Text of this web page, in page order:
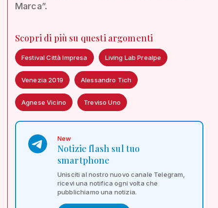
Marca”.
Scopri di più su questi argomenti
Festival Città Impresa Living Lab Prealpe
Venezia 2019 Alessandro Tich
Agnese Vicino Treviso Uno
New
Notizie flash sul tuo
smartphone
Unisciti al nostro nuovo canale Telegram,
ricevi una notifica ogni volta che
pubblichiamo una notizia.